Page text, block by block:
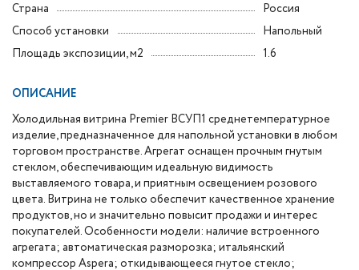
Страна
Россия
Способ установки
Напольный
Площадь экспозиции, м2
1.6
ОПИСАНИЕ
Холодильная витрина Premier ВСУП1 среднетемпературное
изделие, предназначенное для напольной установки в любом
торговом пространстве. Агрегат оснащен прочным гнутым
стеклом, обеспечивающим идеальную видимость
выставляемого товара, и приятным освещением розового
цвета. Витрина не только обеспечит качественное хранение
продуктов, но и значительно повысит продажи и интерес
покупателей. Особенности модели: наличие встроенного
агрегата; автоматическая разморозка; итальянский
компрессор Aspera; откидывающееся гнутое стекло;